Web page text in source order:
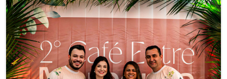
Consultor, que compartilhará estratégias para
aumentar resultados, fortalecer relacionamentos
comerciais e ampliar as oportunidades de
negócios.Para a Secretária Municipal de Turismo e
Desenvolvimento Econômico, Edna Carvalho, a Rede de
Negócios 7B representa mais uma iniciativa da gestão
do Prefeito Ítalo Costa para fortalecer o
empreendedorismo e incentivar o crescimento das